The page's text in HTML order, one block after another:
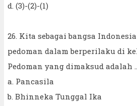
d. (3)-(2)-(1)
26. Kita sebagai bangsa
pedoman dalam berperilaku di
Pedoman yang dimaksud adalah
a. Pancasila
b. Bhinneka Tunggal Ika